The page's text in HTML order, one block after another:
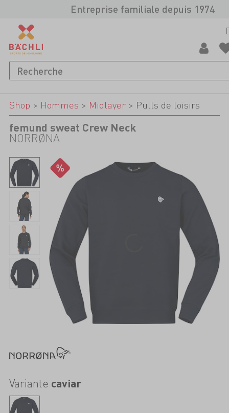
Entreprise familiale depuis 1974
Shop > Hommes > Midlayer> Pulls de loisirs
femund sweat Crew Neck
NORRØNA
Variante caviar